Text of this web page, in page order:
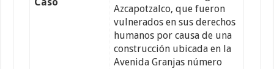
Caso
Azcapotzalco, que fueron
vulnerados en sus derechos
humanos por causa de una
construcción ubicada en la
Avenida Granjas número